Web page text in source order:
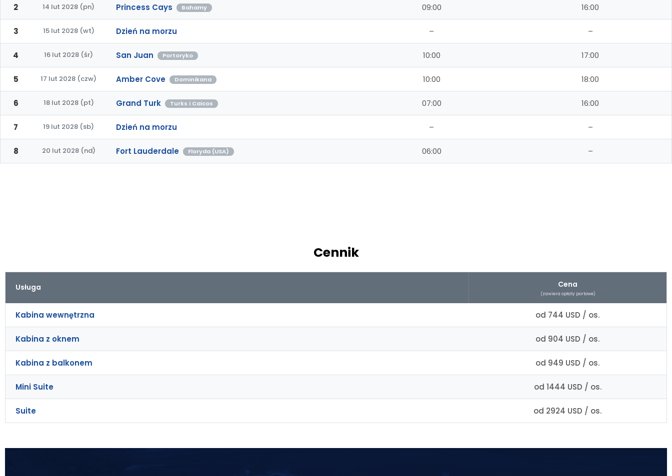
2 14 lut 2028 (pn) Princess Cays Bahamy 09:00 16:00
3 15 lut 2028 (wt) Dzień na morzu – –
4 16 lut 2028 (śr) San Juan Portoryko 10:00 17:00
5 17 lut 2028 (czw) Amber Cove Dominikana 10:00 18:00
6 18 lut 2028 (pt) Grand Turk Turks i Caicos 07:00 16:00
7 19 lut 2028 (sb) Dzień na morzu – –
8 20 lut 2028 (nd) Fort Lauderdale Floryda (USA) 06:00 –
Cennik
Usługa Cena
(zawiera opłaty portowe)
Kabina wewnętrzna od 744 USD / os.
Kabina z oknem od 904 USD / os.
Kabina z balkonem od 949 USD / os.
Mini Suite od 1444 USD / os.
Suite od 2924 USD / os.